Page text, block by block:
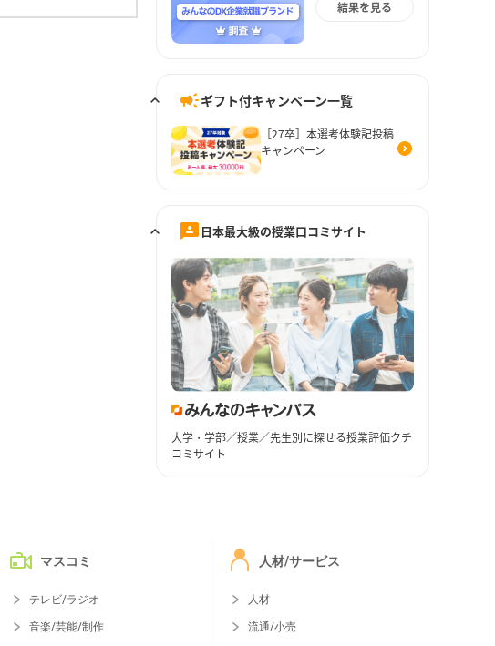
結果を見る
ギフト付キャンペーン一覧
［27卒］本選考体験記投稿
キャンペーン
日本最大級の授業口コミサイト
大学・学部／授業／先生別に探せる授業評価クチ
コミサイト
マスコミ
テレビ/ラジオ
音楽/芸能/制作
人材/サービス
人材
流通/小売